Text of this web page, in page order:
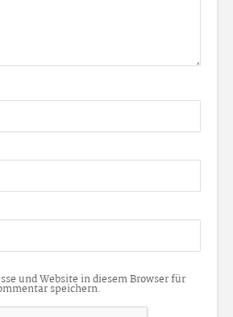
und Website in diesem Browser für
speichern.